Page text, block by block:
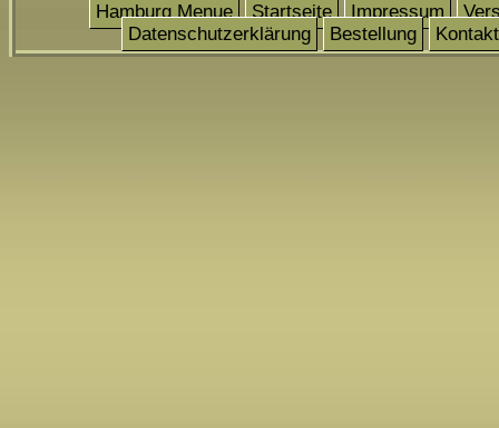
Hamburg Menue Startseite Impressum
Datenschutzerklärung
Bestellung Kontakt